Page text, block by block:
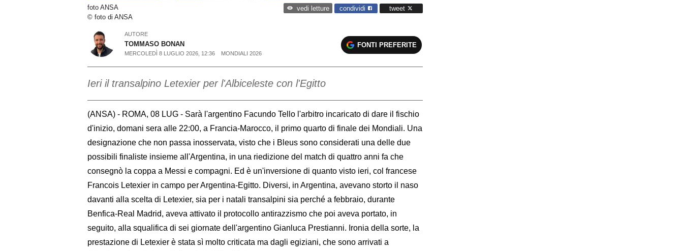
foto ANSA
© foto di ANSA
vedi letture condividi tweet
AUTORE
TOMMASO BONAN
MERCOLEDÌ 8 LUGLIO 2026, 12:36 MONDIALI 2026
FONTI PREFERITE
Ieri il transalpino Letexier per l'Albiceleste con l'Egitto
(ANSA) - ROMA, 08 LUG - Sarà l'argentino Facundo Tello l'arbitro incaricato di dare il fischio
d'inizio, domani sera alle 22:00, a Francia-Marocco, il primo quarto di finale dei Mondiali. Una
designazione che non passa inosservata, visto che i Bleus sono considerati una delle due
possibili finaliste insieme all'Argentina, in una riedizione del match di quattro anni fa che
consegnò la coppa a Messi e compagni. Ed è un'inversione di quanto visto ieri, col francese
Francois Letexier in campo per Argentina-Egitto. Diversi, in Argentina, avevano storto il naso
davanti alla scelta di Letexier, sia per i natali transalpini sia perché a febbraio, durante
Benfica-Real Madrid, aveva attivato il protocollo antirazzismo che poi aveva portato, in
seguito, alla squalifica di sei giornate dell'argentino Gianluca Prestianni. Ironia della sorte, la
prestazione di Letexier è stata sì molto criticata ma dagli egiziani, che sono arrivati a